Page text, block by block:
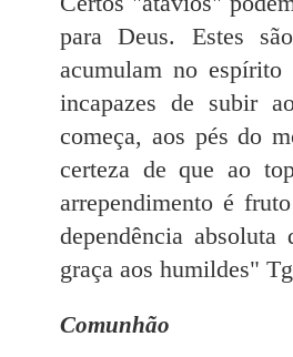
para Deus. Estes
acumulam no
incapazes de subir
começa, aos pés do
certeza de que ao
arrependimento é
dependência
graça aos humildes"
Comunhão